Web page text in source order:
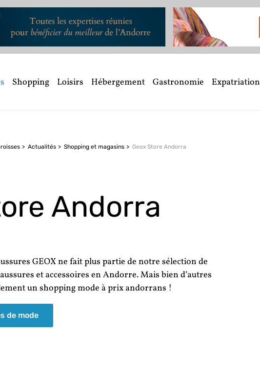
Shopping Loisirs Hébergement Gastronomie Expatriation
Actualités Shopping et magasins Geox Store Andorra
Andorra
GEOX ne fait plus partie de notre sélection de
et accessoires en Andorre. Mais bien d’autres
un shopping mode à prix andorrans !
de mode